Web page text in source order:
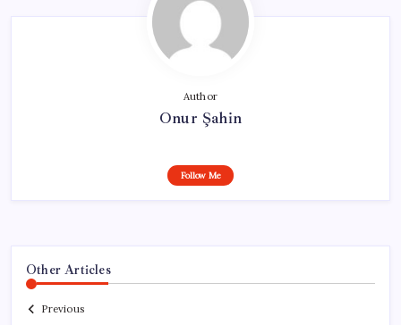
Author
Onur Şahin
Follow Me
Other Articles
Previous